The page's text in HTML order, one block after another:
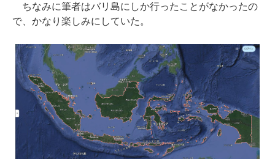
ちなみに筆者はバリ島にしか行ったことがなかったの
で、かなり楽しみにしていた。